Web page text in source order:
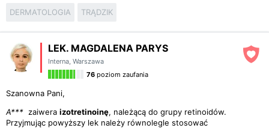
DERMATOLOGIA TRĄDZIK
LEK. MAGDALENA PARYS
Interna, Warszawa
76 poziom zaufania
Szanowna Pani,
A*** zaiwera izotretinoinę, należącą do grupy retinoidów.
Przyjmując powyższy lek należy równolegle stosować